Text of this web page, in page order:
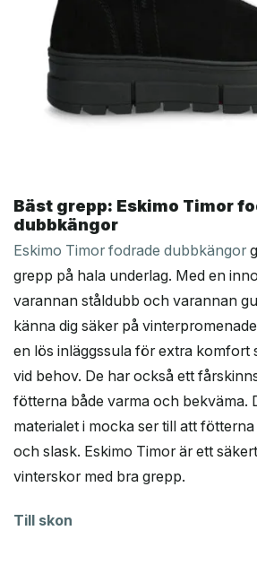
Bäst grepp: Eskimo Timor
dubbkängor
Eskimo Timor fodrade dubbkängor
grepp på hala underlag. Med en
varannan ståldubb och varannan
känna dig säker på
en lös inläggssula för extra komfort
vid behov. De har också ett
fötterna både varma och bekväma.
materialet i mocka ser till att
och slask. Eskimo Timor är ett
vinterskor med bra grepp.
Till skon